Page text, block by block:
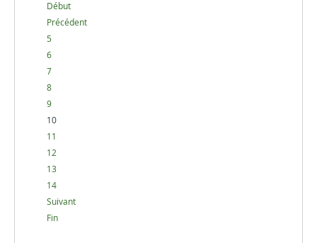
Début
Précédent
5
6
7
8
9
10
11
12
13
14
Suivant
Fin